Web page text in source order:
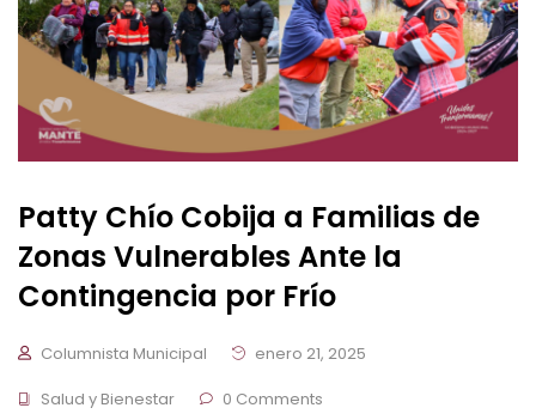
Patty Chío Cobija a Familias de
Zonas Vulnerables Ante la
Contingencia por Frío
Columnista Municipal
enero 21, 2025
Salud y Bienestar
0 Comments